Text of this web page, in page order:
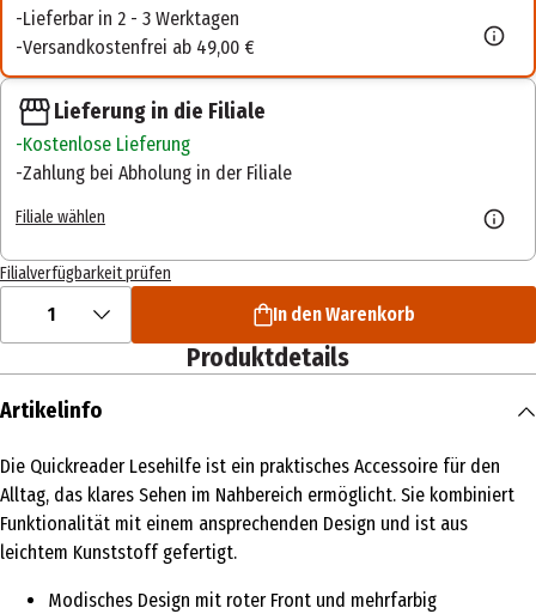
Lieferbar in 2 - 3 Werktagen
Versandkostenfrei ab 49,00 €
Lieferung in die Filiale
Kostenlose Lieferung
Zahlung bei Abholung in der Filiale
Filiale wählen
Filialverfügbarkeit prüfen
1 In den Warenkorb
Produktdetails
Artikelinfo
Die Quickreader Lesehilfe ist ein praktisches Accessoire für den
Alltag, das klares Sehen im Nahbereich ermöglicht. Sie kombiniert
Funktionalität mit einem ansprechenden Design und ist aus
leichtem Kunststoff gefertigt.
Modisches Design mit roter Front und mehrfarbig